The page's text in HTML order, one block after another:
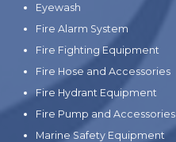
Eyewash
Fire Alarm System
Fire Fighting Equipment
Fire Hose and Accessories
Fire Hydrant Equipment
Fire Pump and Accessories
Marine Safety Equipment